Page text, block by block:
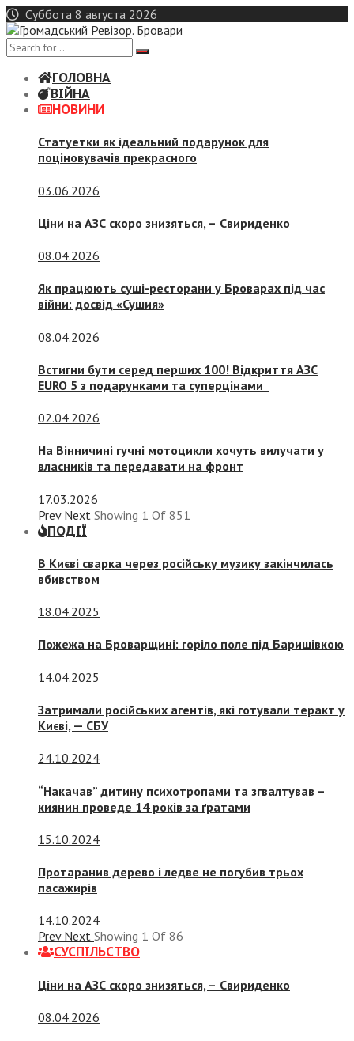
Skip
to
content
Суббота 8 августа 2026
ГОЛОВНА
ВІЙНА
НОВИНИ
Статуетки як ідеальний подарунок для
поціновувачів прекрасного
03.06.2026
Ціни на АЗС скоро знизяться, – Свириденко
08.04.2026
Як працюють суші-ресторани у Броварах під час
війни: досвід «Сушия»
08.04.2026
Встигни бути серед перших 100! Відкриття АЗС
EURO 5 з подарунками та суперцінами
02.04.2026
На Вінничині гучні мотоцикли хочуть вилучати у
власників та передавати на фронт
17.03.2026
Prev Next Showing 1 Of 851
ПОДІЇ
В Києві сварка через російську музику закінчилась
вбивством
18.04.2025
Пожежа на Броварщині: горіло поле під Баришівкою
14.04.2025
Затримали російських агентів, які готували теракт у
Києві, — СБУ
24.10.2024
“Накачав” дитину психотропами та згвалтував –
киянин проведе 14 років за ґратами
15.10.2024
Протаранив дерево і ледве не погубив трьох
пасажирів
14.10.2024
Prev Next Showing 1 Of 86
СУСПIЛЬСТВО
Ціни на АЗС скоро знизяться, – Свириденко
08.04.2026